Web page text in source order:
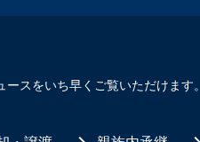
スをいち早くご覧いただけます。